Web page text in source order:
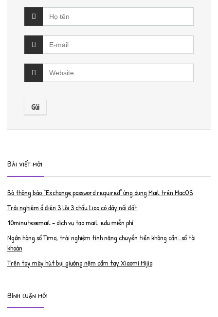
Bài viết mới
Bỏ thông báo “Exchange password required” ứng dụng Mail trên MacOS
Trải nghiệm ổ điện 3 lõi 3 chấu Lioa có dây nối đất
10minutesemail – dịch vụ tạo mail .edu miễn phí
Ngân hàng số Timo, trải nghiệm tính năng chuyển tiền không cần…số tài
khoản
Trên tay máy hút bụi giường nệm cầm tay Xiaomi Mijia
Bình luận mới